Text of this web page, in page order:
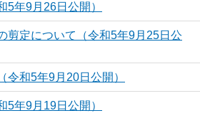
5年9月26日公開）
剪定について（令和5年9月25日公
令和5年9月20日公開）
5年9月19日公開）